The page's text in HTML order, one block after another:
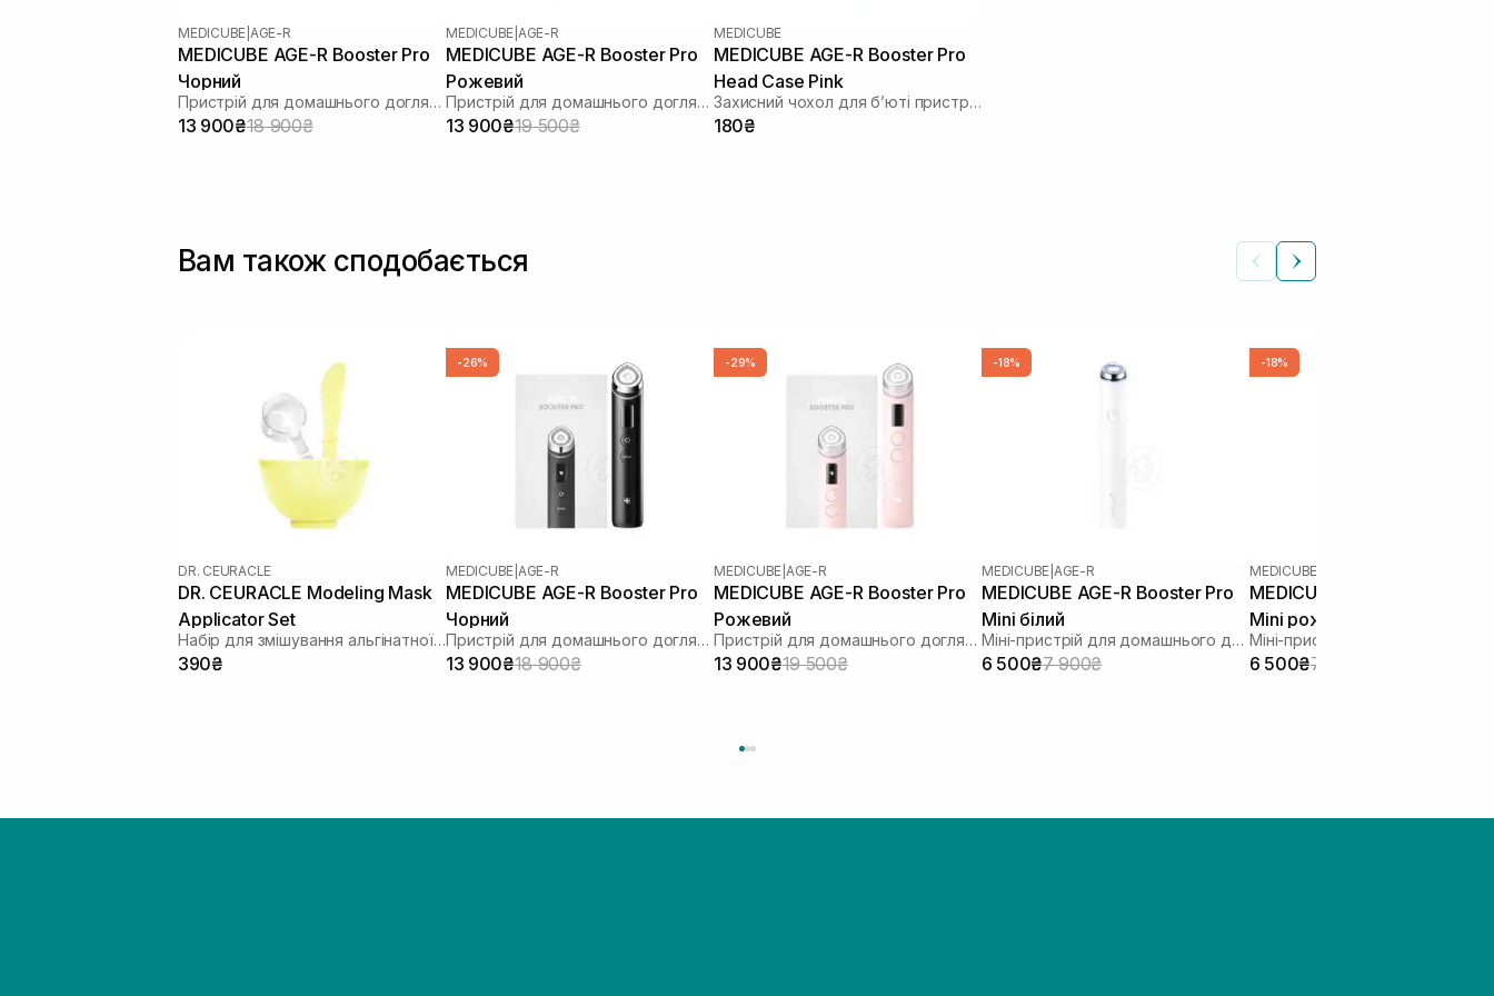
MEDICUBE AGE-R
MEDICUBE AGE-R Booster Pro
Чорний
Пристрій для домашнього догляду за шкірою 6 в 1
13 900₴18 900₴
MEDICUBE AGE-R
MEDICUBE AGE-R Booster Pro
Рожевий
Пристрій для домашнього догляду за шкірою 6 в 1
13 900₴19 500₴
MEDICUBE
MEDICUBE AGE-R Booster Pro
Head Case Pink
Захисний чохол для бʼюті пристрою
180₴
Вам також сподобається
DR. CEURACLE
DR. CEURACLE Modeling Mask
Applicator Set
Набір для змішування альгінатної маски
390₴
-26%
MEDICUBE AGE-R
MEDICUBE AGE-R Booster Pro
Чорний
Пристрій для домашнього догляду за шкірою 6 в 1
13 900₴18 900₴
-29%
MEDICUBE AGE-R
MEDICUBE AGE-R Booster Pro
Рожевий
Пристрій для домашнього догляду за шкірою 6 в 1
13 900₴19 500₴
-18%
MEDICUBE AGE-R
MEDICUBE AGE-R Booster Pro
Mini білий
Міні-пристрій для домашнього догляду за шкірою
6 500₴7 900₴
-18%
MEDICUBE
MEDICUBE AGE-R Booster
Mini рожевий
6 500₴7 900₴